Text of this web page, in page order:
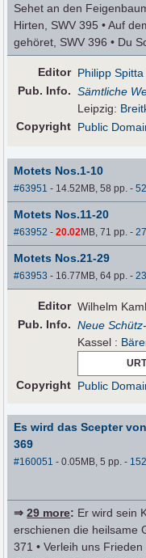
Sehet an den
Hirten, SWV 395 • Auf
gehöret, SWV 396 • Du
Editor Philipp Spitta
Pub. Info. Sämtliche
Leipzig:
Copyright Public
Motets Nos.1-10
#63951 - 14.52MB, 58 pp.-
Motets Nos.11-20
#63952 -20.02MB, 71 pp.-
Motets Nos.21-29
#63953 - 16.77MB, 64 pp.-
Editor Wilhelm
Pub. Info. Neue
Kassel :
Copyright Public
Es wird das Scepter
369
#160051 - 0.05MB, 5 pp.-
⇒29 more: Er wird sein
erschienen die heilsame
371 • Verleih uns